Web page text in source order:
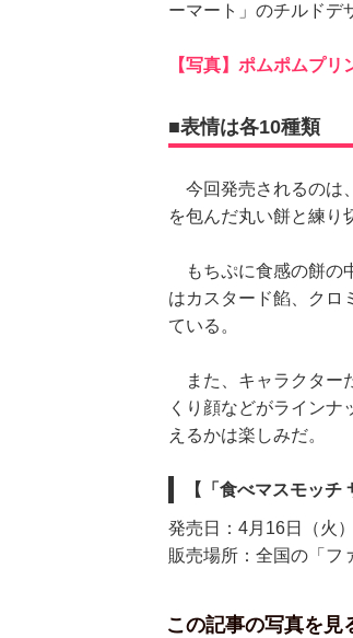
ーマート」のチルドデ
【写真】ポムポムプ
■表情は各10種類
今回発売されるのは
を包んだ丸い餅と練り
もちぷに食感の餅の
はカスタード餡、クロ
ている。
また、キャラクター
くり顔などがライン
えるかは楽しみだ。
【「食べマスモッチ
発売日：4月16日（
販売場所：全国の「
この記事の写真を見